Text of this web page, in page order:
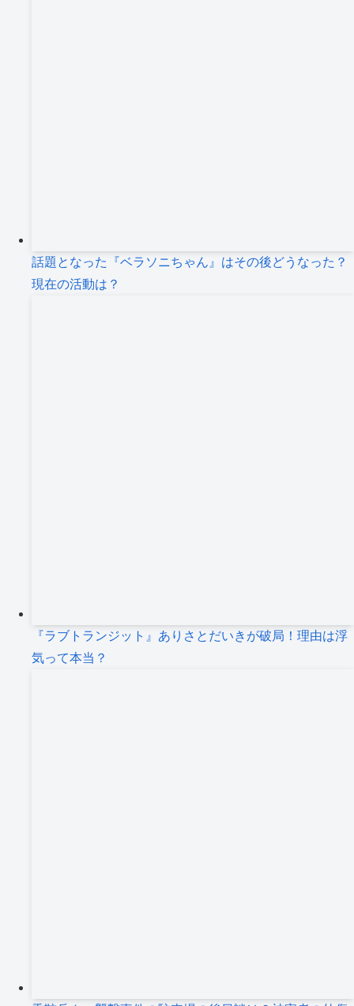
話題となった『ベラソニちゃん』はその後どうなった？
現在の活動は？
『ラブトランジット』ありさとだいきが破局！理由は浮
気って本当？